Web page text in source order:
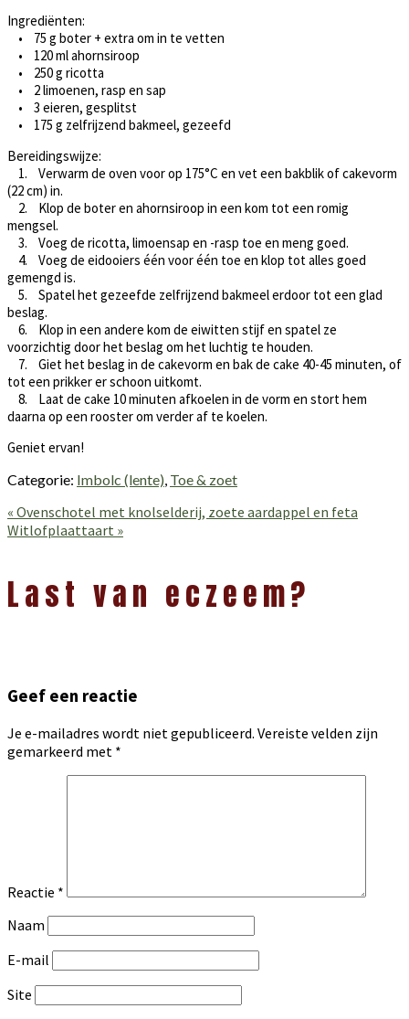
Ingrediënten:
• 75 g boter + extra om in te vetten
• 120 ml ahornsiroop
• 250 g ricotta
• 2 limoenen, rasp en sap
• 3 eieren, gesplitst
• 175 g zelfrijzend bakmeel, gezeefd
Bereidingswijze:
1. Verwarm de oven voor op 175°C en vet een bakblik of cakevorm
(22 cm) in.
2. Klop de boter en ahornsiroop in een kom tot een romig
mengsel.
3. Voeg de ricotta, limoensap en -rasp toe en meng goed.
4. Voeg de eidooiers één voor één toe en klop tot alles goed
gemengd is.
5. Spatel het gezeefde zelfrijzend bakmeel erdoor tot een glad
beslag.
6. Klop in een andere kom de eiwitten stijf en spatel ze
voorzichtig door het beslag om het luchtig te houden.
7. Giet het beslag in de cakevorm en bak de cake 40-45 minuten, of
tot een prikker er schoon uitkomt.
8. Laat de cake 10 minuten afkoelen in de vorm en stort hem
daarna op een rooster om verder af te koelen.
Geniet ervan!
Categorie: Imbolc (lente), Toe & zoet
Vorig
bericht:
« Ovenschotel met knolselderij, zoete aardappel en feta
Volgend
Witlofplaattaart »
Interacties
Last van eczeem?
Geef een reactie
Je e-mailadres wordt niet gepubliceerd. Vereiste velden zijn
gemarkeerd met *
Reactie *
Naam
E-mail
Site